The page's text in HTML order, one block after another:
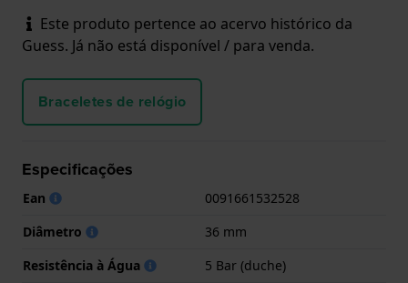
Este produto pertence ao acervo histórico da
Guess. Já não está disponível / para venda.
Braceletes de relógio
Especificações
Ean
0091661532528
Diâmetro
36 mm
Resistência à Água
5 Bar (duche)